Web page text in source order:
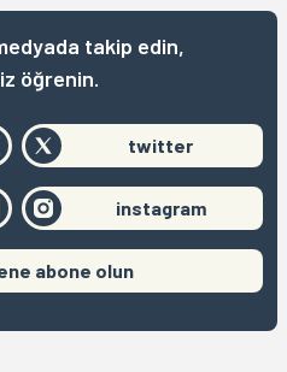
takip edin,
öğrenin.
twitter
instagram
abone olun